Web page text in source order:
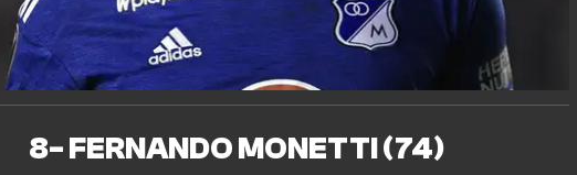
8- FERNANDO MONETTI (74)